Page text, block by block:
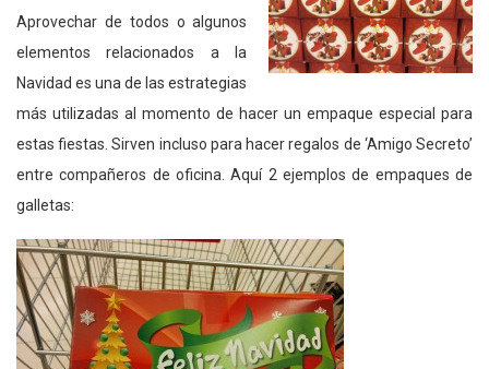
Aprovechar de todos o algunos
elementos relacionados a la
Navidad es una de las estrategias
más utilizadas al momento de hacer un empaque especial para
estas fiestas. Sirven incluso para hacer regalos de ‘Amigo Secreto’
entre compañeros de oficina. Aquí 2 ejemplos de empaques de
galletas: